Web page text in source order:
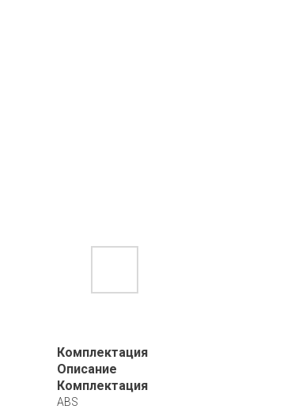
Комплектация
Описание
Комплектация
ABS